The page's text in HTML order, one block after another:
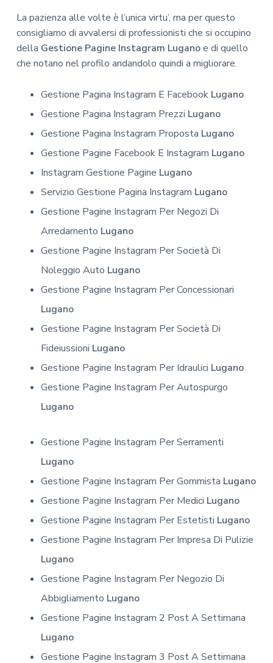
La pazienza alle volte è l’unica virtu’, ma per questo
consigliamo di avvalersi di professionisti che si occupino
della Gestione Pagine Instagram Luganoe di quello
che notano nel profilo andandolo quindi a migliorare.
Gestione Pagina Instagram E Facebook Lugano
Gestione Pagina Instagram Prezzi Lugano
Gestione Pagina Instagram Proposta Lugano
Gestione Pagine Facebook E Instagram Lugano
Instagram Gestione Pagine Lugano
Servizio Gestione Pagina Instagram Lugano
Gestione Pagine Instagram Per Negozi Di
Arredamento Lugano
Gestione Pagine Instagram Per Società Di
Noleggio Auto Lugano
Gestione Pagine Instagram Per Concessionari
Lugano
Gestione Pagine Instagram Per Società Di
Fideiussioni Lugano
Gestione Pagine Instagram Per Idraulici Lugano
Gestione Pagine Instagram Per Autospurgo
Lugano
Gestione Pagine Instagram Per Serramenti
Lugano
Gestione Pagine Instagram Per Gommista Lugano
Gestione Pagine Instagram Per Medici Lugano
Gestione Pagine Instagram Per Estetisti Lugano
Gestione Pagine Instagram Per Impresa Di Pulizie
Lugano
Gestione Pagine Instagram Per Negozio Di
Abbigliamento Lugano
Gestione Pagine Instagram 2 Post A Settimana
Lugano
Gestione Pagine Instagram 3 Post A Settimana